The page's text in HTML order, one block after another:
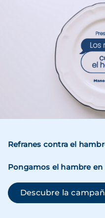
Refranes contra el
Pongamos el hambre
Descubre la